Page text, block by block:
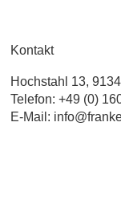
Kontakt
Hochstahl 13,
Telefon: +49 (0)
E-Mail: